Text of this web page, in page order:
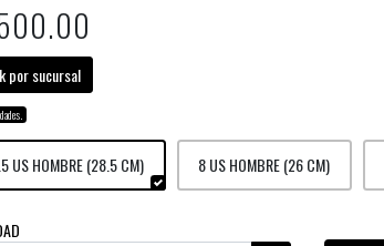
por sucursal
US HOMBRE (28.5 CM) 8 US HOMBRE (26 CM)